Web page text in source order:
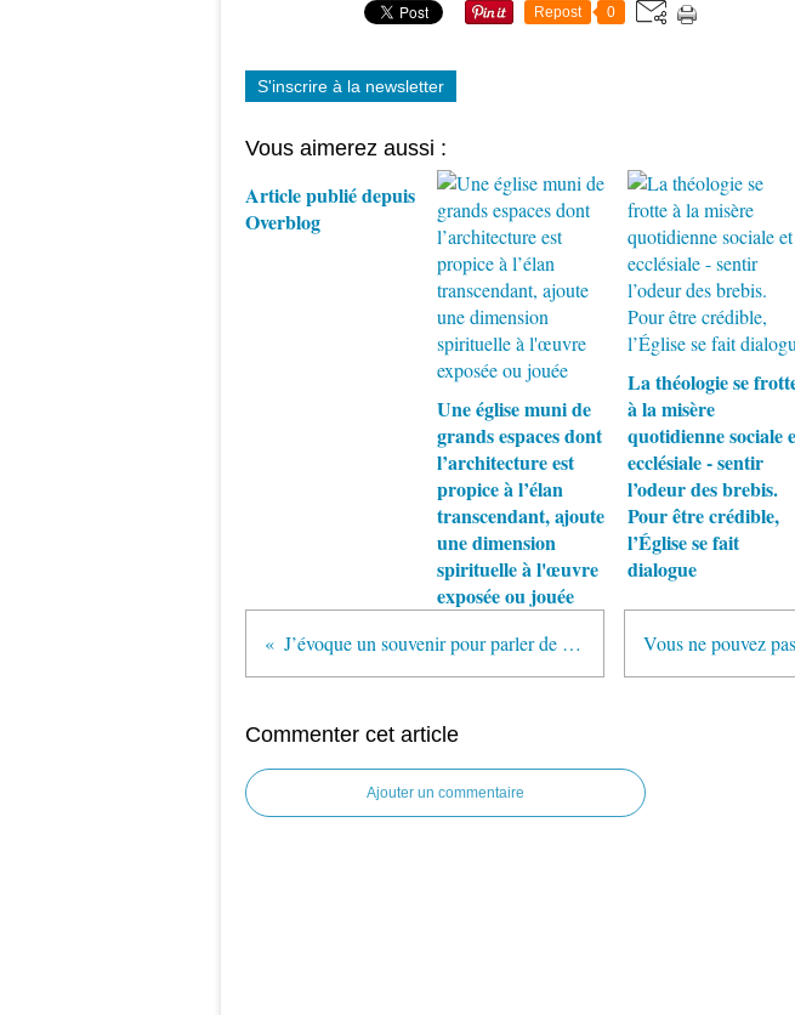
Repost 0
S'inscrire à la newsletter
Vous aimerez aussi :
Article publié depuis
Overblog
Une église muni de
grands espaces dont
l’architecture est
propice à l’élan
transcendant, ajoute
une dimension
spirituelle à l'œuvre
exposée ou jouée
La théologie se
à la misère
quotidienne sociale
ecclésiale - sentir
l’odeur des brebis.
Pour être crédible,
l’Église se fait
dialogue
J’évoque un souvenir pour parler de la formation sacerdotale que nous recevons. Pouvons-nous au « séminaire » éviter un futur clérical ?
Commenter cet article
Ajouter un commentaire